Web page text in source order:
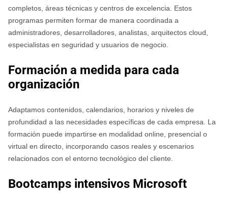
completos, áreas técnicas y centros de excelencia. Estos
programas permiten formar de manera coordinada a
administradores, desarrolladores, analistas, arquitectos cloud,
especialistas en seguridad y usuarios de negocio.
Formación a medida para cada
organización
Adaptamos contenidos, calendarios, horarios y niveles de
profundidad a las necesidades específicas de cada empresa. La
formación puede impartirse en modalidad online, presencial o
virtual en directo, incorporando casos reales y escenarios
relacionados con el entorno tecnológico del cliente.
Bootcamps intensivos Microsoft